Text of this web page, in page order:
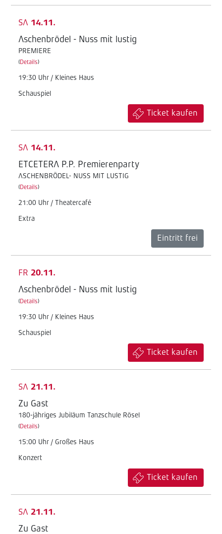
SA 14.11.
Aschenbrödel - Nuss mit lustig
PREMIERE
(Details)
19:30 Uhr / Kleines Haus
Schauspiel
Ticket kaufen
SA 14.11.
ETCETERA P.P. Premierenparty
ASCHENBRÖDEL- NUSS MIT LUSTIG
(Details)
21:00 Uhr / Theatercafé
Extra
Eintritt frei
FR 20.11.
Aschenbrödel - Nuss mit lustig
(Details)
19:30 Uhr / Kleines Haus
Schauspiel
Ticket kaufen
SA 21.11.
Zu Gast
180-jähriges Jubiläum Tanzschule Rösel
(Details)
15:00 Uhr / Großes Haus
Konzert
Ticket kaufen
SA 21.11.
Zu Gast